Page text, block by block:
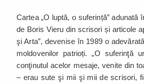
Cartea „O luptă, o suferință” adunată
de Boris Vieru din scrisori și articole
şi Arta”, devenise în 1989 o
moldovenilor patrioți. „O suferinţă
conţinutul acelor mesaje, venite din
– erau sute şi mii şi mii de scrisori,